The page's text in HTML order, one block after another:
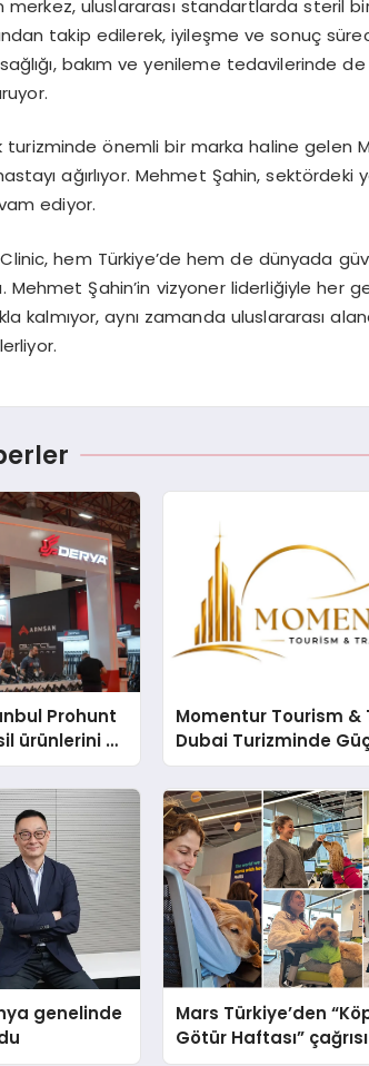
merkez, uluslararası standartlarda steril
takip edilerek, iyileşme ve sonuç
bakım ve yenileme tedavilerinde
turizminde önemli bir marka haline gelen
ağırlıyor. Mehmet Şahin, sektördeki
ediyor.
hem Türkiye’de hem de dünyada
Şahin’in vizyoner liderliğiyle her
kalmıyor, aynı zamanda uluslararası
Prohunt
ürünlerini ve
Momentur Tourism &
Dubai Turizminde
Operasyon Ağıyla
Yaratıyor
genelinde
Mars Türkiye’den
Götür Haftası” çağrısı